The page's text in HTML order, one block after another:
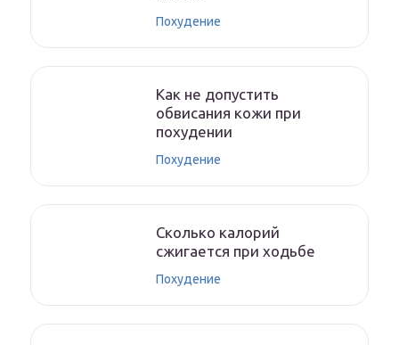
Похудение
Как не допустить
обвисания кожи при
похудении
Похудение
Сколько калорий
сжигается при ходьбе
Похудение